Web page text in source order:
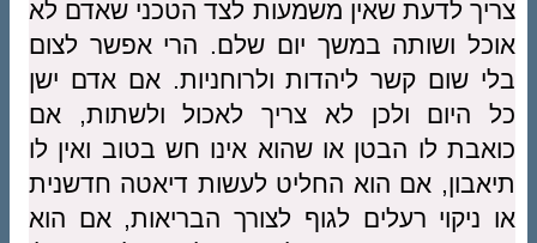
צריך לדעת שאין משמעות לצד הטכני שאדם לא
אוכל ושותה במשך יום שלם. הרי אפשר לצום
בלי שום קשר ליהדות ולרוחניות. אם אדם ישן
כל היום ולכן לא צריך לאכול ולשתות, אם
כואבת לו הבטן או שהוא אינו חש בטוב ואין לו
תיאבון, אם הוא החליט לעשות דיאטה חדשנית
או ניקוי רעלים לגוף לצורך הבריאות, אם הוא